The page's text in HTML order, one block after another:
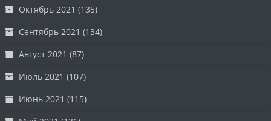
Октябрь 2021 (135)
Сентябрь 2021 (134)
Август 2021 (87)
Июль 2021 (107)
Июнь 2021 (115)